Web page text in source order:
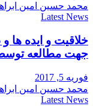
محمد حسین امین
Latest News
خلاقیت و ایده ها
جهت مطالعه
فوریه 5, 2017
محمد حسین امین
Latest News